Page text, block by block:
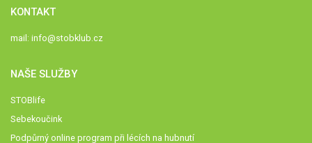
KONTAKT
mail: info@stobklub.cz
NAŠE SLUŽBY
STOBlife
Sebekoučink
Podpůrný online program při lécích na hubnutí